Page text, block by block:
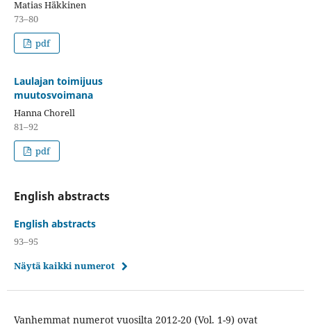
Matias Häkkinen
73–80
pdf
Laulajan toimijuus
muutosvoimana
Hanna Chorell
81–92
pdf
English abstracts
English abstracts
93–95
Näytä kaikki numerot
Vanhemmat numerot vuosilta 2012-20 (Vol. 1-9) ovat